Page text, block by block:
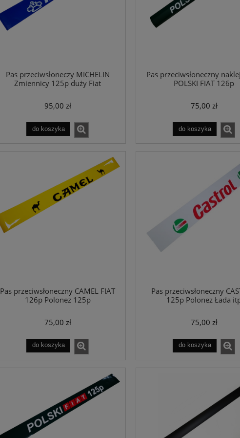
105,00 zł
do koszyka do koszyka
Pas przeciwsłoneczy MICHELIN
Zmiennicy 125p duży Fiat
95,00 zł
do koszyka
Pas przeciwsłoneczny
POLSKI FIAT 126p
75,00 zł
do koszyka
Pas przeciwsłoneczny CAMEL FIAT
126p Polonez 125p
75,00 zł
do koszyka
Pas przeciwsłoneczny
125p Polonez Łada
75,00 zł
do koszyka